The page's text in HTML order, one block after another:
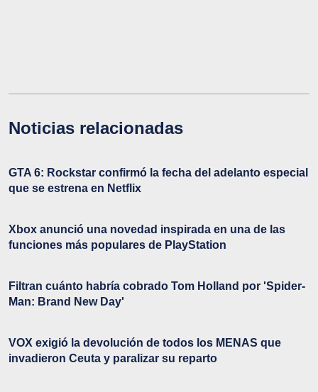
Noticias relacionadas
GTA 6: Rockstar confirmó la fecha del adelanto especial
que se estrena en Netflix
Xbox anunció una novedad inspirada en una de las
funciones más populares de PlayStation
Filtran cuánto habría cobrado Tom Holland por 'Spider-
Man: Brand New Day'
VOX exigió la devolución de todos los MENAS que
invadieron Ceuta y paralizar su reparto